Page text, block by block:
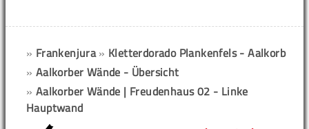
» Frankenjura» Kletterdorado Plankenfels - Aalkorb
» Aalkorber Wände - Übersicht
» Aalkorber Wände | Freudenhaus 02 - Linke
Hauptwand